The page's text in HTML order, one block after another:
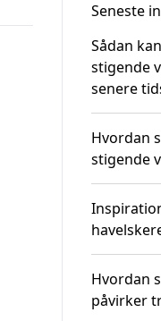
Seneste
Sådan
stigende
senere
Hvordan
stigende
Hvordan
påvirker